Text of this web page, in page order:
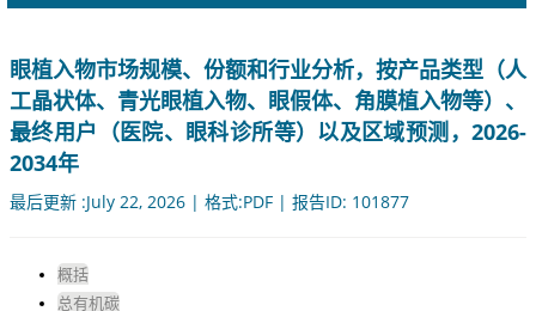
眼植入物市场规模、份额和行业分析，按产品类型（人
工晶状体、青光眼植入物、眼假体、角膜植入物等）、
最终用户（医院、眼科诊所等）以及区域预测，2026-
2034年
最后更新 :July 22, 2026 | 格式:PDF | 报告ID: 101877
概括
总有机碳